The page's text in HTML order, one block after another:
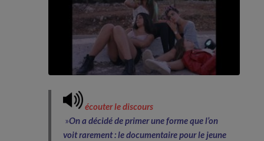
écouter le discours
»On a décidé de primer une forme que l’on
voit rarement : le documentaire pour le jeune